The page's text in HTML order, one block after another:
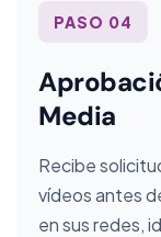
PASO 04
Media
Recibe
vídeos antes
en sus redes,